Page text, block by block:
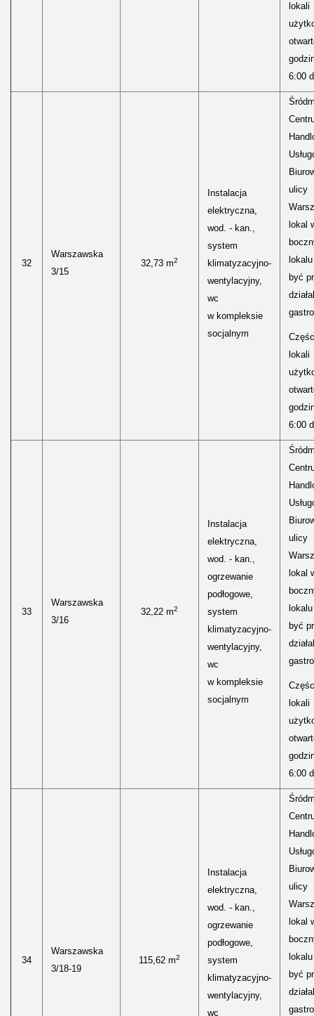
lokali
6:00
32
Warszawska
3/15
32,73 m2
Instalacja
elektryczna,
wod. - kan.,
system
klimatyzacyjno-
wentylacyjny,
wc
w kompleksie
socjalnym
ulicy
lokal
być
lokali
6:00
33
Warszawska
3/16
32,22 m2
Instalacja
elektryczna,
wod. - kan.,
ogrzewanie
podłogowe,
system
klimatyzacyjno-
wentylacyjny,
wc
w kompleksie
socjalnym
ulicy
lokal
być
lokali
6:00
34
Warszawska
3/18-19
115,62 m2
Instalacja
elektryczna,
wod. - kan.,
ogrzewanie
podłogowe,
system
klimatyzacyjno-
wentylacyjny,
wc
ulicy
lokal
być